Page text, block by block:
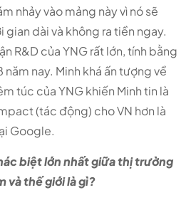
nhảy vào mảng này vì nó sẽ
gian dài và không ra tiền ngay.
R&D của YNG rất lớn, tính bằng
nay. Minh khá ấn tượng về
túc của YNG khiến Minh tin là
(tác động) cho VN hơn là
Google.
biệt lớn nhất giữa thị trường
và thế giới là gì?